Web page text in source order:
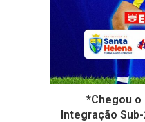
*Chegou o
Integração